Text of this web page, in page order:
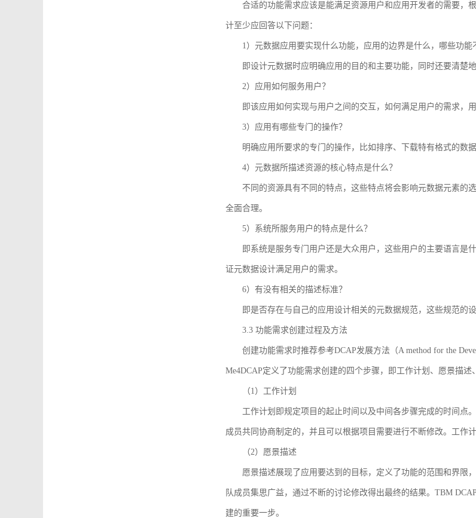
合适的功能需求应该是能满足资源用户和应用开发者的需要，
计至少应回答以下问题：
1）元数据应用要实现什么功能，应用的边界是什么，哪些功能
即设计元数据时应明确应用的目的和主要功能，同时还要清楚
2）应用如何服务用户？
即该应用如何实现与用户之间的交互，如何满足用户的需求，
3）应用有哪些专门的操作？
明确应用所要求的专门的操作，比如排序、下载特有格式的数
4）元数据所描述资源的核心特点是什么？
不同的资源具有不同的特点，这些特点将会影响元数据元素的
全面合理。
5）系统所服务用户的特点是什么？
即系统是服务专门用户还是大众用户，这些用户的主要语言是
证元数据设计满足用户的需求。
6）有没有相关的描述标准？
即是否存在与自己的应用设计相关的元数据规范，这些规范的
3.3 功能需求创建过程及方法
创建功能需求时推荐参考DCAP发展方法（A method for the
Me4DCAP定义了功能需求创建的四个步骤，即工作计划、愿景描
（1）工作计划
工作计划即规定项目的起止时间以及中间各步骤完成的时间点
成员共同协商制定的，并且可以根据项目需要进行不断修改。工作
（2）愿景描述
愿景描述展现了应用要达到的目标，定义了功能的范围和界限
队成员集思广益，通过不断的讨论修改得出最终的结果。TBM
建的重要一步。